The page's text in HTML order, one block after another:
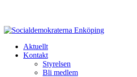
Enköping
Aktuellt
Kontakt
Styrelsen
Bli medlem